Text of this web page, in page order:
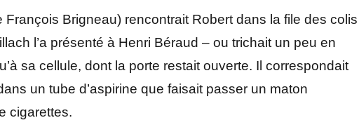
François Brigneau) rencontrait Robert dans la file des colis
l’a présenté à Henri Béraud – ou trichait un peu en
sa cellule, dont la porte restait ouverte. Il correspondait
un tube d’aspirine que faisait passer un maton
cigarettes.